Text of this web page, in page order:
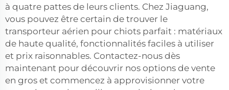
à quatre pattes de leurs clients. Chez Jiaguang,
vous pouvez être certain de trouver le
transporteur aérien pour chiots parfait : matériaux
de haute qualité, fonctionnalités faciles à utiliser
et prix raisonnables. Contactez-nous dès
maintenant pour découvrir nos options de vente
en gros et commencez à approvisionner votre